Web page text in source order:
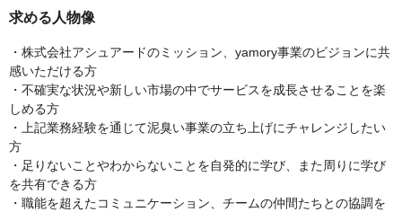
求める人物像
・株式会社アシュアードのミッション、yamory事業のビジョンに共
感いただける方
・不確実な状況や新しい市場の中でサービスを成長させることを楽
しめる方
・上記業務経験を通じて泥臭い事業の立ち上げにチャレンジしたい
方
・足りないことやわからないことを自発的に学び、また周りに学び
を共有できる方
・職能を超えたコミュニケーション、チームの仲間たちとの協調を